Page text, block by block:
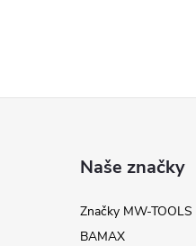
Naše značky
Značky MW-TOOLS
BAMAX